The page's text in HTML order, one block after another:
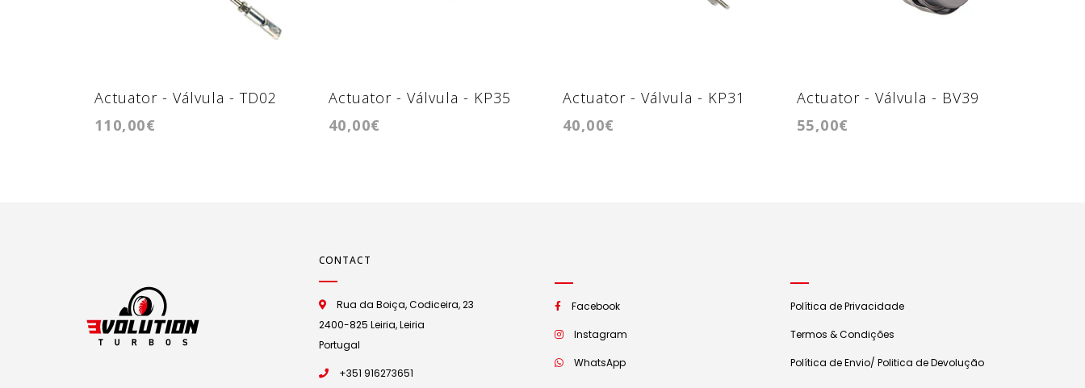
Actuator - Válvula - TD02
110,00€
Actuator - Válvula - KP35
40,00€
Actuator - Válvula - KP31
40,00€
Actuator - Válvula - BV39
55,00€
CONTACT
Rua da Boiça, Codiceira, 23
2400-825 Leiria, Leiria
Portugal
+351 916273651
Facebook
Instagram
WhatsApp
Política de Privacidade
Termos & Condições
Política de Envio/ Politica de Devolução